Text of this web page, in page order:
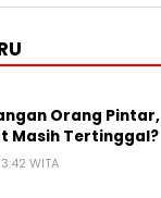
Orang Pintar,
Masih Tertinggal?
WITA